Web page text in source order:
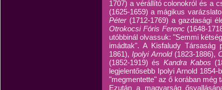
1707) a vérállító colonokról és a
(1625-1659) a mágikus
Péter (1712-1769) a gazdasági
Otrokocsi Fóris Ferenc(1648-
utóbbinál olvassuk: "Semmi
imádtak". A Kisfaludy Társaság
1861),Ipolyi Arnold(1823-1886),
(1852-1919) és Kandra Kabos
legjelentősebb Ipolyi Arnold
"megmentette" az ő korában még
Ezután a magyarság